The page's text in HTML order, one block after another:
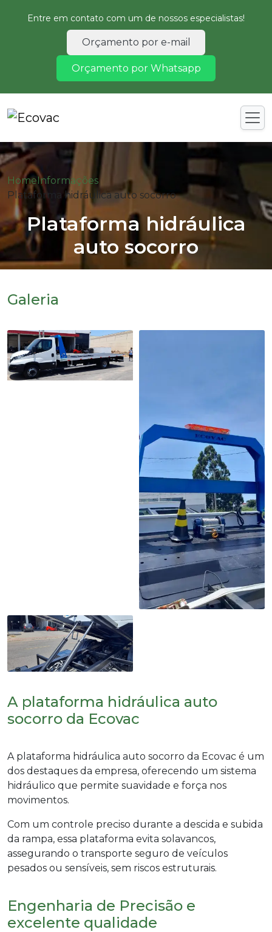
Entre em contato com um de nossos especialistas!
Orçamento por e-mail
Orçamento por Whatsapp
HomeInformações
Plataforma hidráulica auto socorro
Plataforma hidráulica
auto socorro
Galeria
A plataforma hidráulica auto
socorro da Ecovac
A plataforma hidráulica auto socorro da Ecovac é um
dos destaques da empresa, oferecendo um sistema
hidráulico que permite suavidade e força nos
movimentos.
Com um controle preciso durante a descida e subida
da rampa, essa plataforma evita solavancos,
assegurando o transporte seguro de veículos
pesados ou sensíveis, sem riscos estruturais.
Engenharia de Precisão e
excelente qualidade